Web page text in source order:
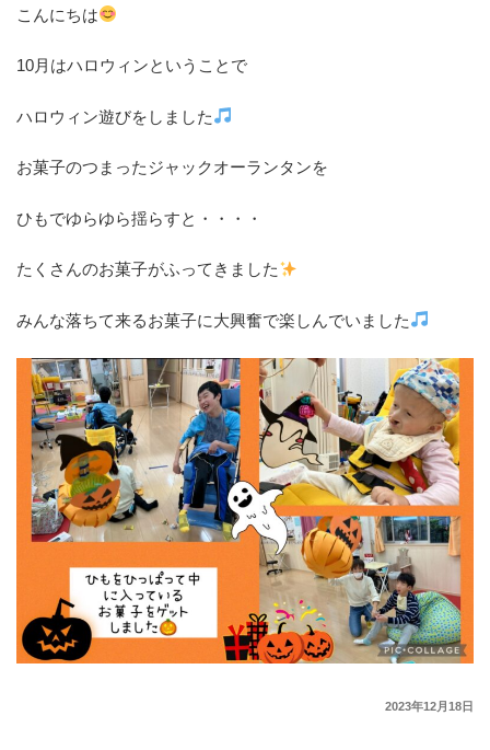
こんにちは
10月はハロウィンということで
ハロウィン遊びをしました
お菓子のつまったジャックオーランタンを
ひもでゆらゆら揺らすと・・・・
たくさんのお菓子がふってきました
みんな落ちて来るお菓子に大興奮で楽しんでいました
2023年12月18日